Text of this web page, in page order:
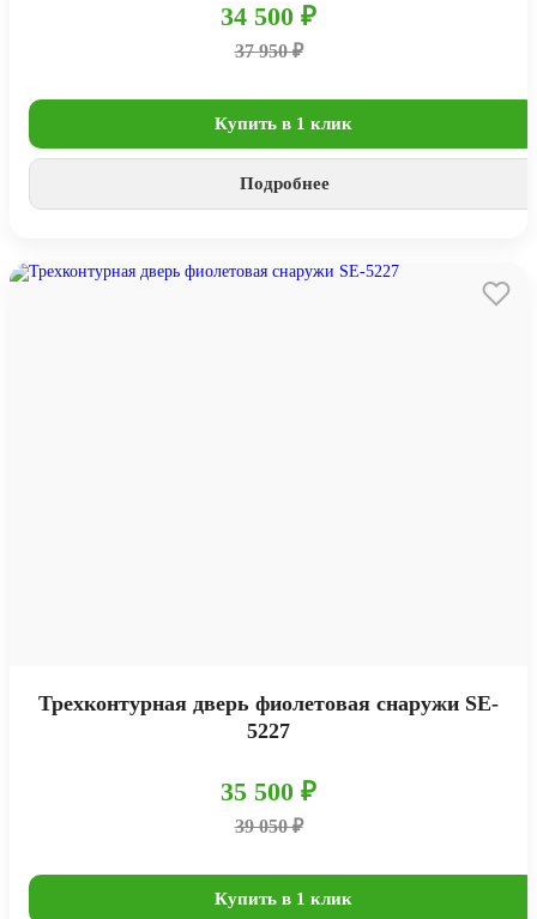
34 500 ₽
37 950 ₽
Купить в 1 клик
Подробнее
Трехконтурная дверь фиолетовая снаружи SE-
5227
35 500 ₽
39 050 ₽
Купить в 1 клик